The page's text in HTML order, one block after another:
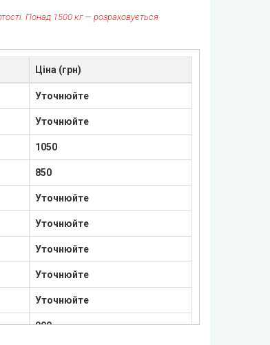
Понад 1500 кг — розраховується
Ціна (грн)
Уточнюйте
Уточнюйте
1050
850
Уточнюйте
Уточнюйте
Уточнюйте
Уточнюйте
Уточнюйте
900